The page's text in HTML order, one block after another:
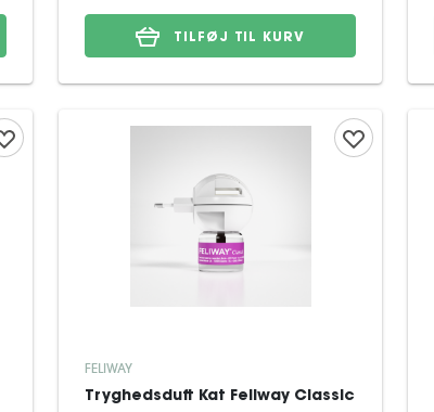
TILFØJ TIL KURV
FELIWAY
Tryghedsduft Kat Feliway Classic